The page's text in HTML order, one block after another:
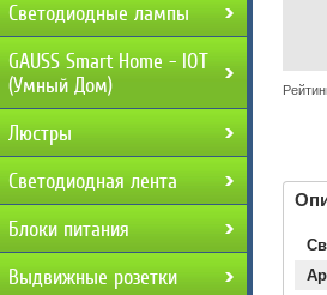
Светодиодные лампы
GAUSS Smart Home - IOT
(Умный Дом)
Люстры
Светодиодная лента
Блоки питания
Выдвижные розетки